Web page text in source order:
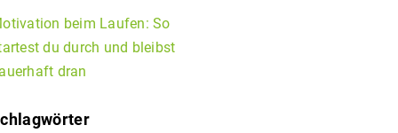
beim Laufen: So
du durch und bleibst
dran